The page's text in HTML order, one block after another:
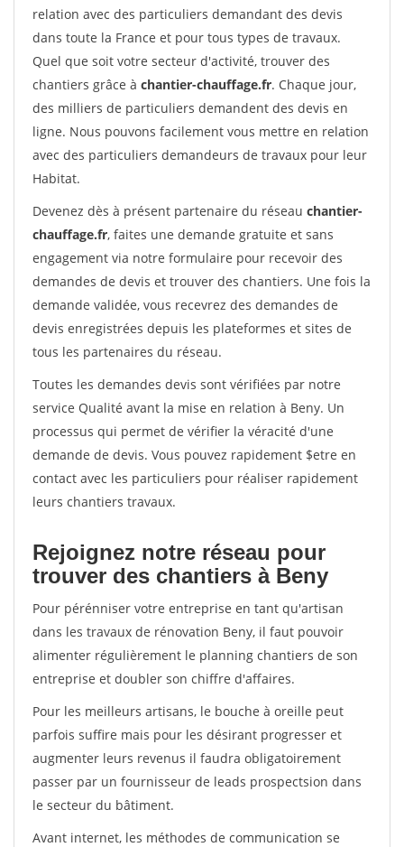
relation avec des particuliers demandant des devis
dans toute la France et pour tous types de travaux.
Quel que soit votre secteur d'activité, trouver des
chantiers grâce à chantier-chauffage.fr. Chaque jour,
des milliers de particuliers demandent des devis en
ligne. Nous pouvons facilement vous mettre en relation
avec des particuliers demandeurs de travaux pour leur
Habitat.
Devenez dès à présent partenaire du réseau chantier-
chauffage.fr, faites une demande gratuite et sans
engagement via notre formulaire pour recevoir des
demandes de devis et trouver des chantiers. Une fois la
demande validée, vous recevrez des demandes de
devis enregistrées depuis les plateformes et sites de
tous les partenaires du réseau.
Toutes les demandes devis sont vérifiées par notre
service Qualité avant la mise en relation à Beny. Un
processus qui permet de vérifier la véracité d'une
demande de devis. Vous pouvez rapidement $etre en
contact avec les particuliers pour réaliser rapidement
leurs chantiers travaux.
Rejoignez notre réseau pour
trouver des chantiers à Beny
Pour pérénniser votre entreprise en tant qu'artisan
dans les travaux de rénovation Beny, il faut pouvoir
alimenter régulièrement le planning chantiers de son
entreprise et doubler son chiffre d'affaires.
Pour les meilleurs artisans, le bouche à oreille peut
parfois suffire mais pour les désirant progresser et
augmenter leurs revenus il faudra obligatoirement
passer par un fournisseur de leads prospectsion dans
le secteur du bâtiment.
Avant internet, les méthodes de communication se